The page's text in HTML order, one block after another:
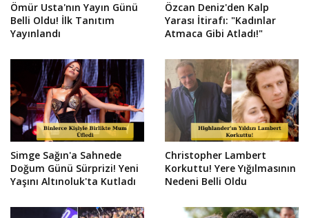
Ömür Usta'nın Yayın Günü
Belli Oldu! İlk Tanıtım
Yayınlandı
Özcan Deniz'den Kalp
Yarası İtirafı: "Kadınlar
Atmaca Gibi Atladı!"
Simge Sağın'a Sahnede
Doğum Günü Sürprizi! Yeni
Yaşını Altınoluk'ta Kutladı
Christopher Lambert
Korkuttu! Yere Yığılmasının
Nedeni Belli Oldu